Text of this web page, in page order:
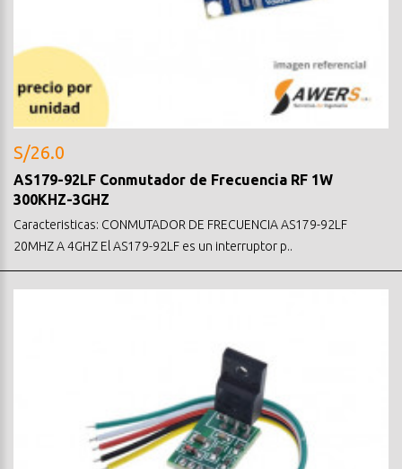
S/26.0
AS179-92LF Conmutador de Frecuencia RF 1W
300KHZ-3GHZ
Caracteristicas: CONMUTADOR DE FRECUENCIA AS179-92LF
20MHZ A 4GHZ El AS179-92LF es un interruptor p..